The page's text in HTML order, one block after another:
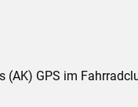
(AK) GPS im